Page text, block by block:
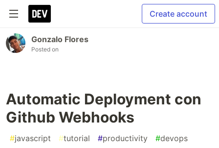
Create account
Gonzalo Flores
Posted on
Automatic Deployment con
Github Webhooks
#javascript #tutorial #productivity #devops